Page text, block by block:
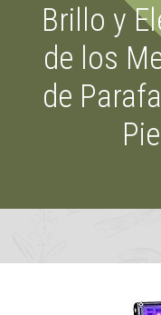
Brillo y
de los
de